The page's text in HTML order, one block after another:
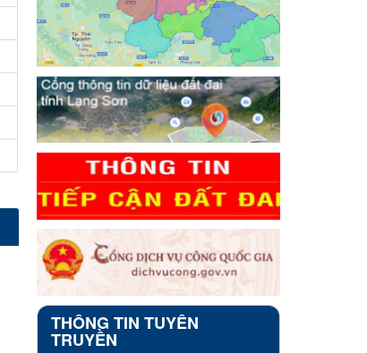
THÔNG TIN TUYÊN
TRUYỀN